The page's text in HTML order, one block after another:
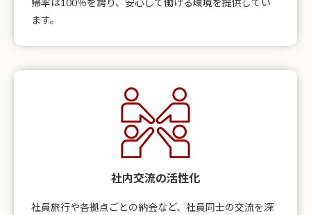
帰率は100％を誇り、安心して働ける環境を提供してい
ます。
社内交流の活性化
社員旅行や各拠点ごとの納会など、社員同士の交流を深